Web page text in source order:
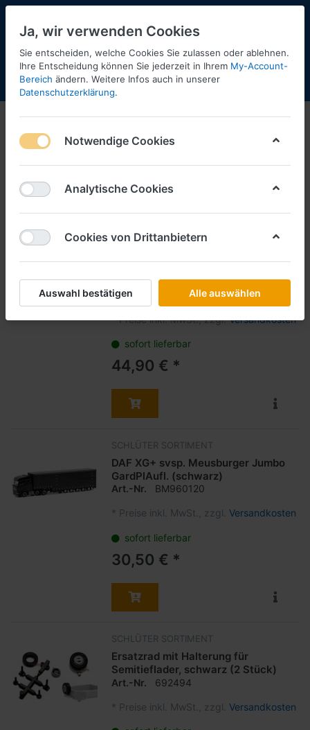
Menü Anmelden Shopaktualisierung
Schlüter Sortiment
1-11 von 11
Filtern Sortieren
SCHLÜTER SORTIMENT
Stückzahl --
Art.-Nr. 440589
* Preise inkl. MwSt., zzgl.Versandkosten
sofort lieferbar
44,90 € *
SCHLÜTER SORTIMENT
DAF XG+ svsp. Meusburger Jumbo
GardPlAufl. (schwarz)
Art.-Nr. BM960120
* Preise inkl. MwSt., zzgl. Versandkosten
sofort lieferbar
30,50 € *
SCHLÜTER SORTIMENT
Ersatzrad mit Halterung für
Semitieflader, schwarz (2 Stück)
Art.-Nr. 692494
* Preise inkl. MwSt., zzgl. Versandkosten
Ja, wir verwenden Cookies
Sie entscheiden, welche Cookies Sie zulassen oder ablehnen.
Ihre Entscheidung können Sie jederzeit in Ihrem My-Account-
Bereich ändern. Weitere Infos auch in unserer
Datenschutzerklärung.
Notwendige Cookies
Analytische Cookies
Cookies von Drittanbietern
Auswahl bestätigen Alle auswählen